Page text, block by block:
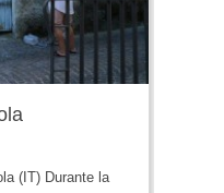
(IT) Durante la